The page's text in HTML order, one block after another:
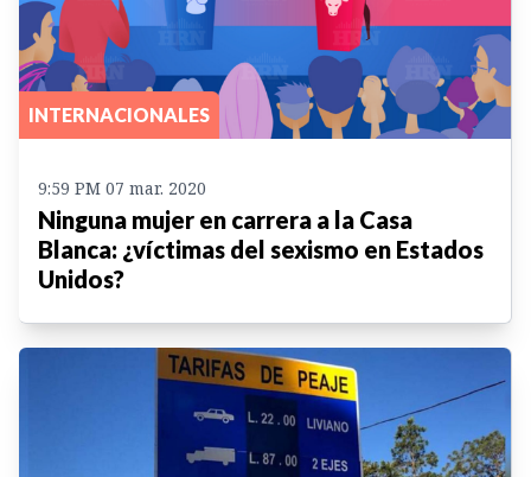
INTERNACIONALES
9:59 PM 07 mar. 2020
Ninguna mujer en carrera a la Casa
Blanca: ¿víctimas del sexismo en Estados
Unidos?